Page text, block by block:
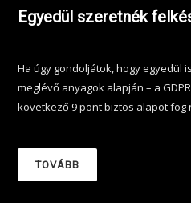
Egyedül szeretnék
Ha úgy gondoljátok, hogy egyedül
meglévő anyagok alapján – a
következő 9 pont biztos alapot fog
TOVÁBB